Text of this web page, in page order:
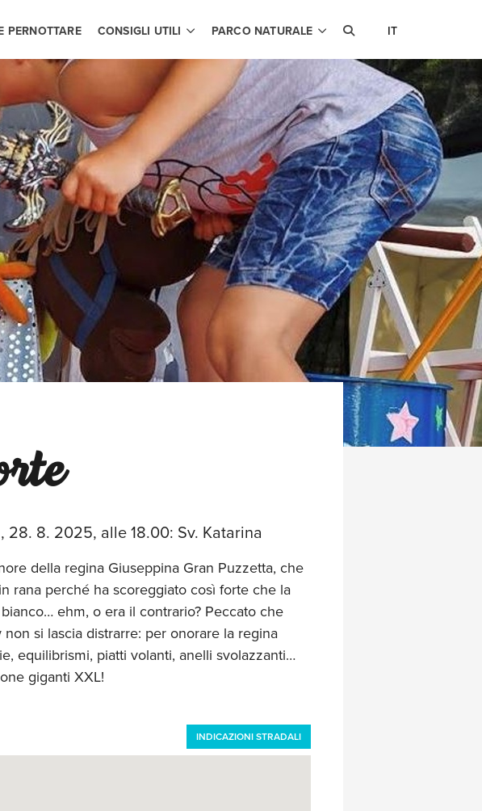
IT
PERNOTTARE CONSIGLI UTILI PARCO NATURALE
8. 2025, alle 18.00: Sv. Katarina
della regina Giuseppina Gran Puzzetta, che
rana perché ha scoreggiato così forte che la
ehm, o era il contrario? Peccato che
si lascia distrarre: per onorare la regina
equilibrismi, piatti volanti, anelli svolazzanti…
giganti XXL!
INDICAZIONI STRADALI